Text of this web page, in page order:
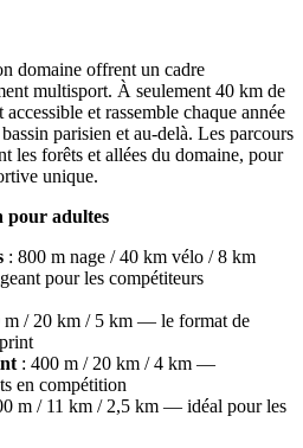
domaine offrent un cadre
multisport. À seulement 40 km de
et rassemble chaque année
parisien et au-delà. Les parcours
les forêts et allées du domaine, pour
unique.
pour adultes
: 800 m nage / 40 km vélo / 8 km
pour les compétiteurs
m / 20 km / 5 km — le format de
: 400 m / 20 km / 4 km —
en compétition
m / 11 km / 2,5 km — idéal pour les